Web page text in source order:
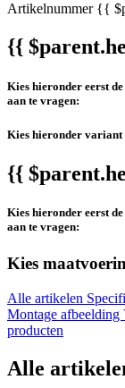
Artikelnummer{{
{{
Kies hieronder eerst
aan te vragen:
Kies hieronder variant
{{
Kies hieronder eerst
aan te vragen:
Kies
Alle artikelen
Montage afbeelding
producten
Alle